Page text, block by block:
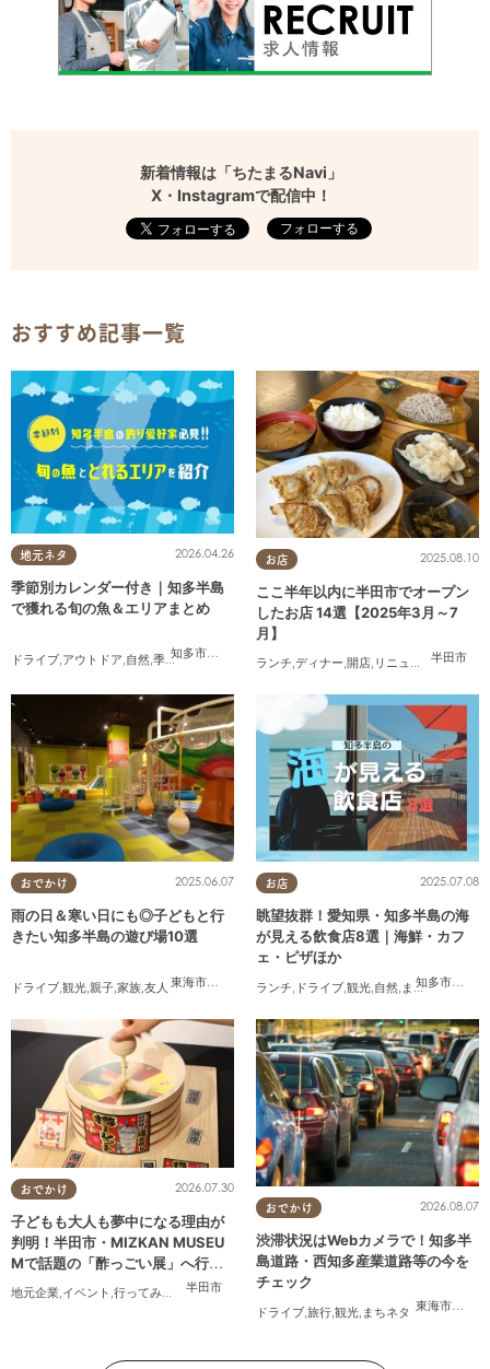
新着情報は「ちたまるNavi」
X・Instagramで配信中！
フォローする
おすすめ記事一覧
地元ネタ
知多市
,半田市
2026.04.26
季節別カレンダー付き｜知多半島
で獲れる旬の魚＆エリアまとめ
ドライブ,アウトドア,自然,季節ネタ
お店
半田市
2025.08.10
ここ半年以内に半田市でオープン
したお店 14選【2025年3月～7
月】
ランチ,ディナー,開店, リニューアル ,まとめ
おでかけ
東海市大府市 知多市, 東浦町 ,半田市,常滑市 ,美浜町
2025.06.07
雨の日＆寒い日にも◎子どもと行
きたい知多半島の遊び場10選
ドライブ,観光,親子,家族,友人
お店
知多市常滑
2025.07.08
眺望抜群！愛知県・知多半島の海
が見える飲食店8選｜海鮮・カフ
ェ・ピザほか
ランチ, ドライブ,観光,自然, まちネタ 季節
おでかけ
半田市
2026.07.30
子どもも大人も夢中になる理由が
判明！半田市・MIZKAN MUSEU
Mで話題の「酢っごい展」へ行っ
てみた｜7/25(土)～8/30(日)／ち
たまる広告
地元企業,イベント ,行ってみたレポ ,ちたまる広告 親子,
おでかけ
東海市
,大府
2026.08.07
渋滞状況はWebカメラで！知多半
島道路・西知多産業道路等の今を
チェック
ドライブ,旅行,観光, まちネタ